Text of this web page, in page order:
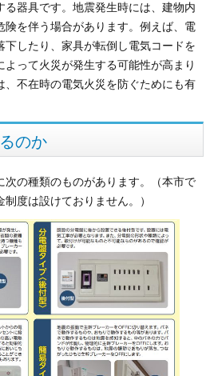
る器具です。地震発生時には、建物内
険を伴う場合があります。例えば、電
下したり、家具が転倒し電気コードを
よって火災が発生する可能性が高まり
、不在時の電気火災を防ぐためにも有
のか
次の種類のものがあります。（本市で
度は設けておりません。）